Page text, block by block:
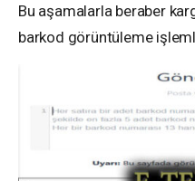
Bu aşamalarla beraber
barkod görüntüleme